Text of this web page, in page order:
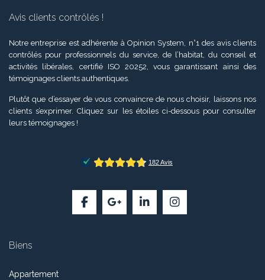
Avis clients contrôlés !
Notre entreprise est adhérente à Opinion System, n°1 des avis clients
contrôlés pour professionnels du service, de l’habitat, du conseil et
activités libérales, certifié ISO 20252, vous garantissant ainsi des
témoignages clients authentiques.
Plutôt que d’essayer de vous convaincre de nous choisir, laissons nos
clients s’exprimer. Cliquez sur les étoiles ci-dessous pour consulter
leurs témoignages !
Biens
Appartement